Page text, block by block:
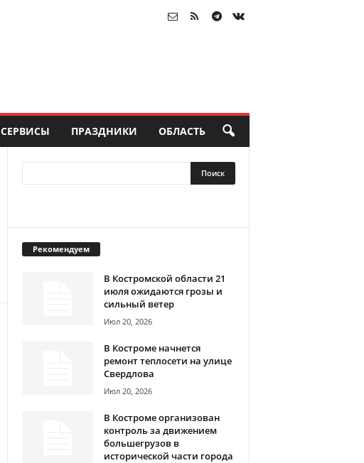
СЕРВИСЫ ПРАЗДНИКИ ОБЛАСТЬ
Рекомендуем
В Костромской области 21
июля ожидаются грозы и
сильный ветер
Июл 20, 2026
В Костроме начнется
ремонт теплосети на улице
Свердлова
Июл 20, 2026
В Костроме организован
контроль за движением
большегрузов в
исторической части города